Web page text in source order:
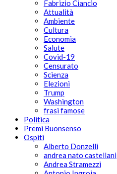
Fabrizio Ciancio
Attualità
Ambiente
Cultura
Economia
Salute
Covid-19
Censurato
Scienza
Elezioni
Trump
Washington
frasi famose
Politica
Premi Buonsenso
Ospiti
Alberto Donzelli
andrea nato castellani
Andrea Stramezzi